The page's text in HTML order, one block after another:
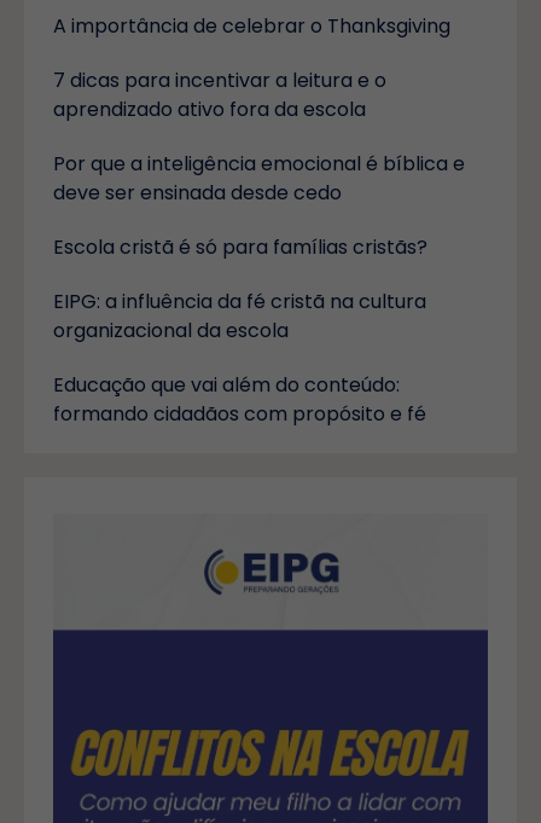
A importância de celebrar o Thanksgiving
7 dicas para incentivar a leitura e o
aprendizado ativo fora da escola
Por que a inteligência emocional é bíblica e
deve ser ensinada desde cedo
Escola cristã é só para famílias cristãs?
EIPG: a influência da fé cristã na cultura
organizacional da escola
Educação que vai além do conteúdo:
formando cidadãos com propósito e fé